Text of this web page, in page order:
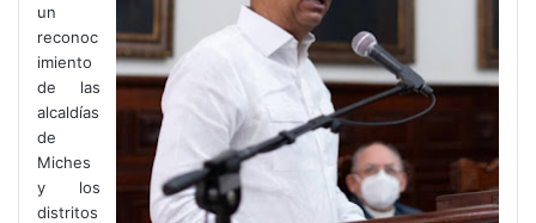
un
reconoc
imiento
de las
alcaldías
de
Miches
y los
distritos